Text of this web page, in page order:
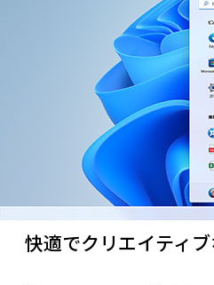
快適でクリエイティ